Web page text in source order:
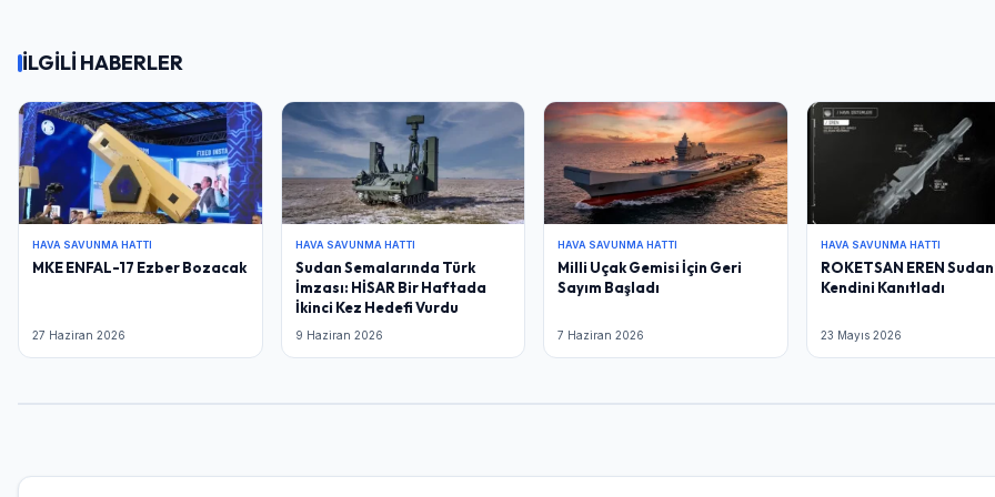
İLGİLİ HABERLER
HAVA SAVUNMA HATTI
MKE ENFAL-17 Ezber Bozacak
27 Haziran 2026
HAVA SAVUNMA HATTI
Sudan Semalarında Türk
İmzası: HİSAR Bir Haftada
İkinci Kez Hedefi Vurdu
9 Haziran 2026
HAVA SAVUNMA HATTI
Milli Uçak Gemisi İçin Geri
Sayım Başladı
7 Haziran 2026
HAVA SAVUNMA HATTI
ROKETSAN EREN
Kendini Kanıtladı
23 Mayıs 2026